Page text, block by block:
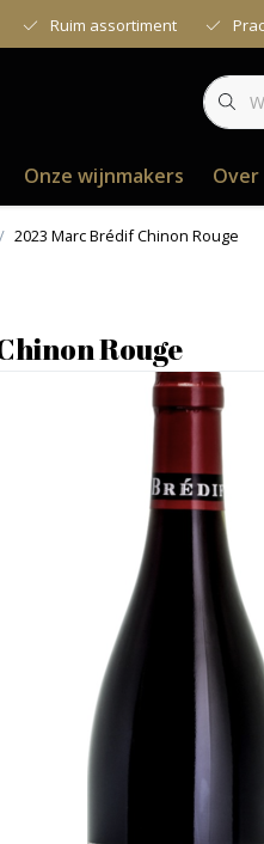
Ruim assortiment
Onze wijnmakers Over
2023 Marc Brédif Chinon Rouge
Rouge